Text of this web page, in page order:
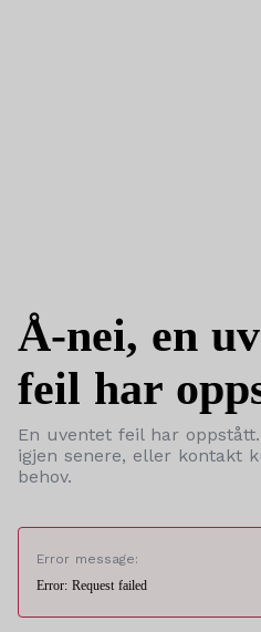
Å-nei, en
feil har
En uventet feil har
igjen senere, eller kontakt
behov.
Error message:
Error: Request failed